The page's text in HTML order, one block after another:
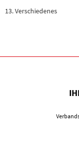
13. Verschiedenes